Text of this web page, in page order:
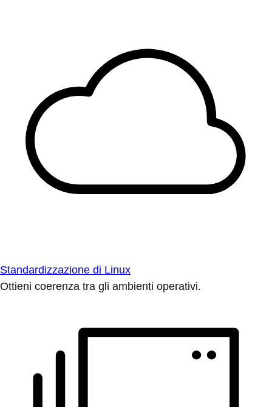
Standardizzazione di Linux
Ottieni coerenza tra gli ambienti operativi.